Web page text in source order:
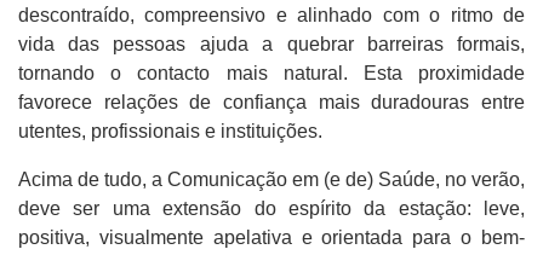
descontraído, compreensivo e alinhado com o ritmo de
vida das pessoas ajuda a quebrar barreiras formais,
tornando o contacto mais natural. Esta proximidade
favorece relações de confiança mais duradouras entre
utentes, profissionais e instituições.
Acima de tudo, a Comunicação em (e de) Saúde, no verão,
deve ser uma extensão do espírito da estação: leve,
positiva, visualmente apelativa e orientada para o bem-